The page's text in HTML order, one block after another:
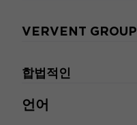
언어
VERVENT GROUP
합법적인